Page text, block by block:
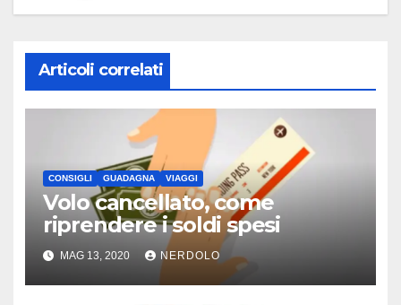
Articoli correlati
CONSIGLI GUADAGNA VIAGGI
Volo cancellato, come
riprendere i soldi spesi
MAG 13, 2020 NERDOLO